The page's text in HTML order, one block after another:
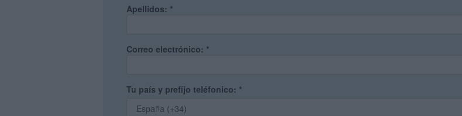
Apellidos: *
Correo electrónico: *
Tu país y prefijo teléfonico: *